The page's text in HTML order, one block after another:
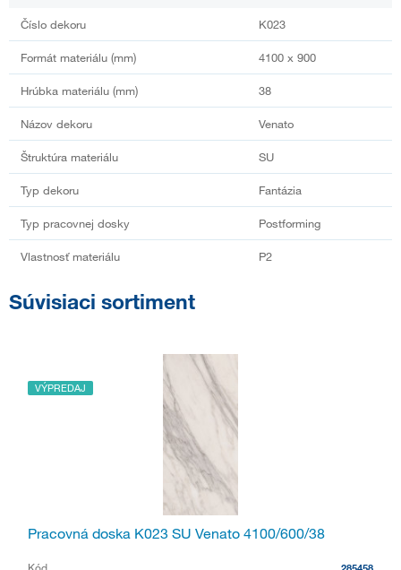
Číslo dekoru K023
Formát materiálu (mm) 4100 x 900
Hrúbka materiálu (mm) 38
Názov dekoru Venato
Štruktúra materiálu SU
Typ dekoru Fantázia
Typ pracovnej dosky Postforming
Vlastnosť materiálu P2
Súvisiaci sortiment
VÝPREDAJ
Pracovná doska K023 SU Venato 4100/600/38
Kód